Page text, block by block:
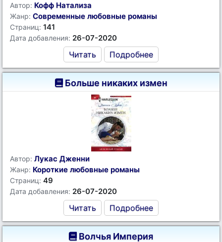
Автор: Кофф Натализа
Жанр: Современные любовные романы
Страниц: 141
Дата добавления: 26-07-2020
Читать Подробнее
Больше никаких измен
Автор: Лукас Дженни
Жанр: Короткие любовные романы
Страниц: 49
Дата добавления: 26-07-2020
Читать Подробнее
Волчья Империя